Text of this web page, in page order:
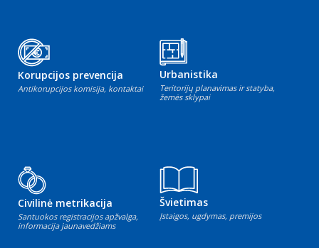
Korupcijos prevencija
Antikorupcijos komisija, kontaktai
Urbanistika
Teritorijų planavimas ir statyba,
žemės sklypai
Civilinė metrikacija
Santuokos registracijos apžvalga,
informacija jaunavedžiams
Švietimas
Įstaigos, ugdymas, premijos